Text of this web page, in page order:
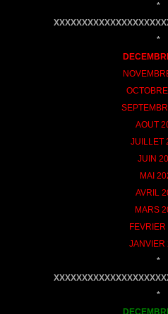
*
*
AOUT
JUILLET
JUIN
MAI
AVRIL
MARS
JANVIER
*
*